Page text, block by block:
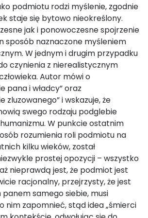
podmiotu rodzi myślenie, zgodnie
staje się bytowo nieokreślony.
jak i ponowoczesne spojrzenie
sposób naznaczone myśleniem
W jednym i drugim przypadku
czynienia z nierealistycznym
Autor mówi o
pana i władcy” oraz
zluzowanego” i wskazuje, że
swego rodzaju podglebie
W punkcie ostatnim
rozumienia roli podmiotu na
kilku wieków, został
prostej opozycji – wszystko
nieprawdą jest, że podmiot jest
racjonalny, przejrzysty, że jest
samego siebie, musi
nim zapomnieć, stąd idea „śmierci